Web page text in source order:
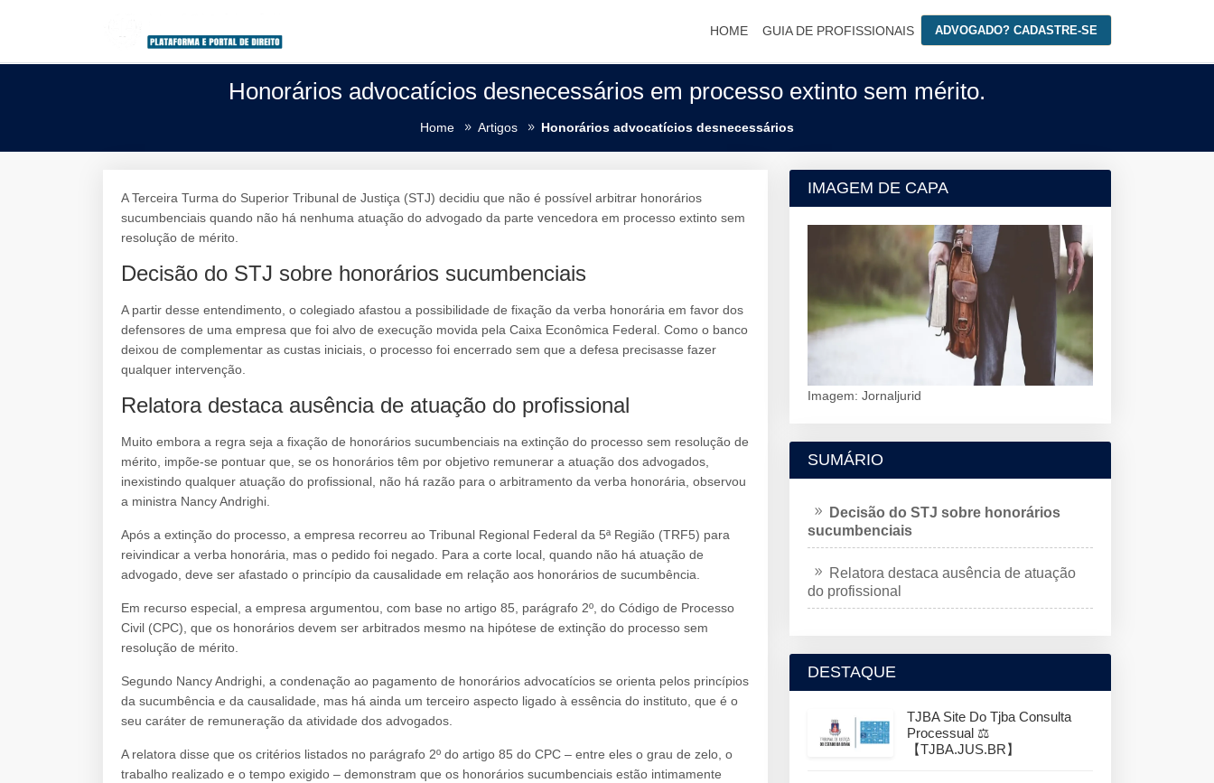
HOME GUIA DE PROFISSIONAIS ADVOGADO? CADASTRE-SE
Honorários advocatícios desnecessários em processo extinto sem mérito.
Home Artigos Honorários advocatícios desnecessários
A Terceira Turma do Superior Tribunal de Justiça (STJ) decidiu que não é possível arbitrar honorários
sucumbenciais quando não há nenhuma atuação do advogado da parte vencedora em processo extinto sem
resolução de mérito.
Decisão do STJ sobre honorários sucumbenciais
A partir desse entendimento, o colegiado afastou a possibilidade de fixação da verba honorária em favor dos
defensores de uma empresa que foi alvo de execução movida pela Caixa Econômica Federal. Como o banco
deixou de complementar as custas iniciais, o processo foi encerrado sem que a defesa precisasse fazer
qualquer intervenção.
Relatora destaca ausência de atuação do profissional
Muito embora a regra seja a fixação de honorários sucumbenciais na extinção do processo sem resolução de
mérito, impõe-se pontuar que, se os honorários têm por objetivo remunerar a atuação dos advogados,
inexistindo qualquer atuação do profissional, não há razão para o arbitramento da verba honorária, observou
a ministra Nancy Andrighi.
Após a extinção do processo, a empresa recorreu ao Tribunal Regional Federal da 5ª Região (TRF5) para
reivindicar a verba honorária, mas o pedido foi negado. Para a corte local, quando não há atuação de
advogado, deve ser afastado o princípio da causalidade em relação aos honorários de sucumbência.
Em recurso especial, a empresa argumentou, com base no artigo 85, parágrafo 2º, do Código de Processo
Civil (CPC), que os honorários devem ser arbitrados mesmo na hipótese de extinção do processo sem
resolução de mérito.
Segundo Nancy Andrighi, a condenação ao pagamento de honorários advocatícios se orienta pelos princípios
da sucumbência e da causalidade, mas há ainda um terceiro aspecto ligado à essência do instituto, que é o
seu caráter de remuneração da atividade dos advogados.
A relatora disse que os critérios listados no parágrafo 2º do artigo 85 do CPC – entre eles o grau de zelo, o
trabalho realizado e o tempo exigido – demonstram que os honorários sucumbenciais estão intimamente
IMAGEM DE CAPA
Imagem: Jornaljurid
SUMÁRIO
Decisão do STJ sobre honorários
sucumbenciais
Relatora destaca ausência de atuação
do profissional
DESTAQUE
TJBA Site Do Tjba Consulta
Processual ⚖️
【TJBA.JUS.BR】